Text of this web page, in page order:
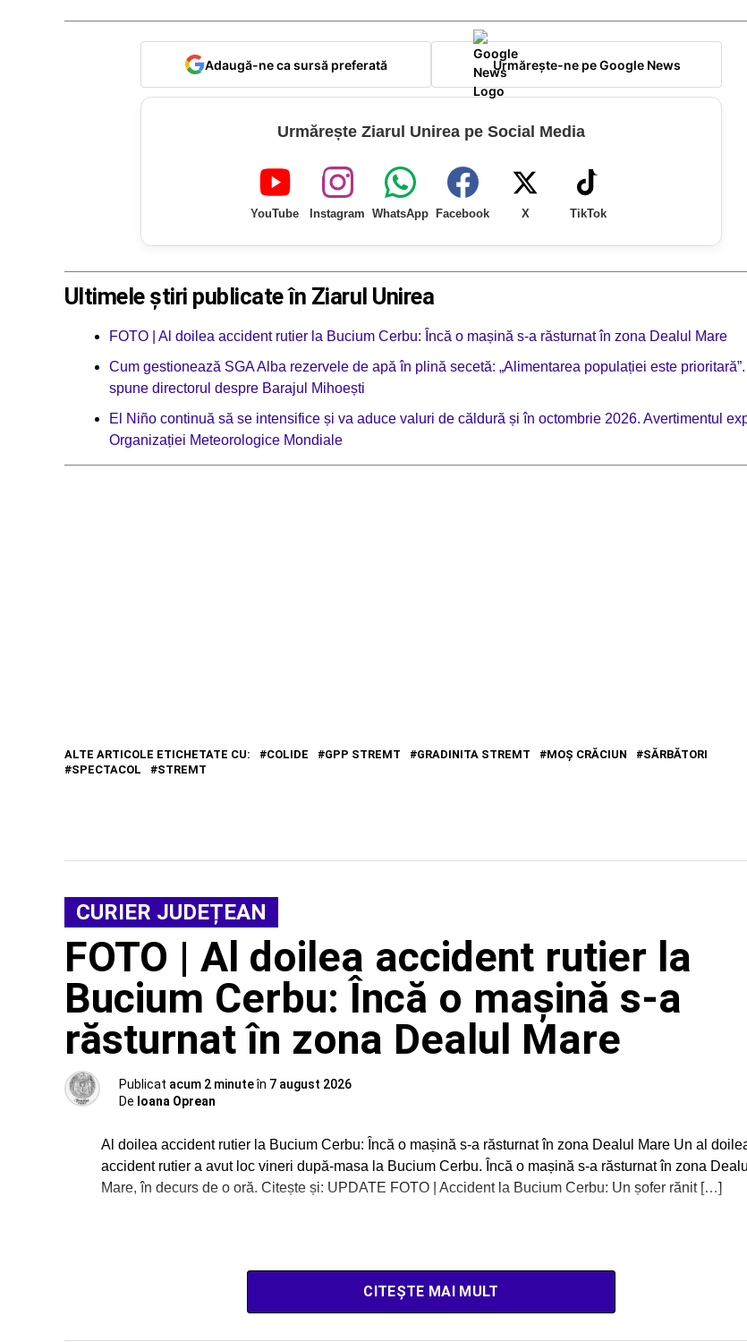
Adaugă-ne ca sursă preferată Urmărește-ne pe Google News
Urmărește Ziarul Unirea pe Social Media
YouTube Instagram WhatsApp Facebook X TikTok
Ultimele știri publicate în Ziarul Unirea
FOTO | Al doilea accident rutier la Bucium Cerbu: Încă o mașină s-a răsturnat în zona Dealul Mare
Cum gestionează SGA Alba rezervele de apă în plină secetă: „Alimentarea populației este
spune directorul despre Barajul Mihoești
El Niño continuă să se intensifice și va aduce valuri de căldură și în octombrie 2026. Avertimentul
Organizației Meteorologice Mondiale
ALTE ARTICOLE ETICHETATE CU: COLIDE GPP STREMT GRADINITA STREMT MOŞ CRĂCIUN
SĂRBĂTORI
SPECTACOL
STREMT
CURIER JUDEȚEAN
FOTO | Al doilea accident rutier la
Bucium Cerbu: Încă o mașină s-a
răsturnat în zona Dealul Mare
Publicat acum 2 minuteîn 7 august 2026
De Ioana Oprean
Al doilea accident rutier la Bucium Cerbu: Încă o mașină s-a răsturnat în zona Dealul Mare Un al
accident rutier a avut loc vineri după-masa la Bucium Cerbu. Încă o mașină s-a răsturnat în zona Dealul
Mare, în decurs de o oră. Citește și: UPDATE FOTO | Accident la Bucium Cerbu: Un șofer rănit […]
CITEȘTE MAI MULT